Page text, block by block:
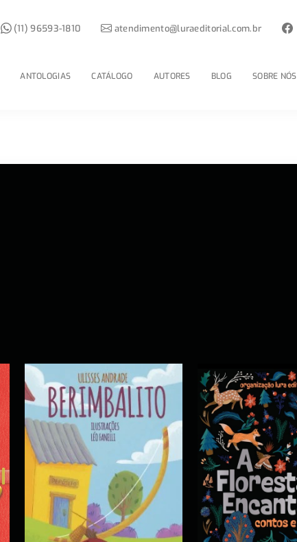
ANTOLOGIAS CATÁLOGO AUTORES BLOG SOBRE NÓS
(11) 96593-1810 atendimento@luraeditorial.com.br